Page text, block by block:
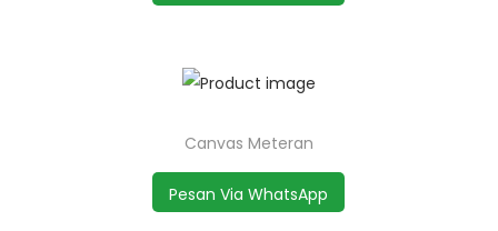
Canvas Meteran
Pesan Via WhatsApp